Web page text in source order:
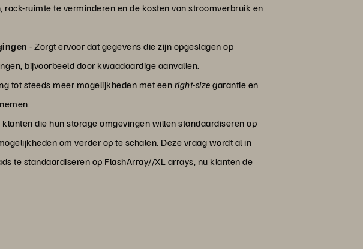
ruimte te verminderen en de kosten van stroomverbruik en
- Zorgt ervoor dat gegevens die zijn opgeslagen op
bijvoorbeeld door kwaadaardige aanvallen.
tot steeds meer mogelijkheden met een right-size garantie en
die hun storage omgevingen willen standaardiseren op
om verder op te schalen. Deze vraag wordt al in
te standaardiseren op FlashArray//XL arrays, nu klanten de